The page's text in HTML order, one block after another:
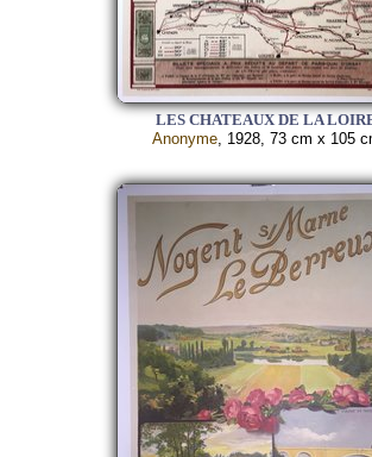
LES CHATEAUX DE LA
Anonyme, 1928, 73 cm x 105